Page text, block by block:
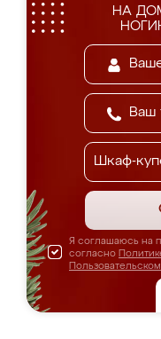
НА
Я соглашаюсь на
согласно